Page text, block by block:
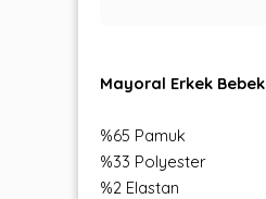
Mayoral Erkek Bebek
%65 Pamuk
%33 Polyester
%2 Elastan